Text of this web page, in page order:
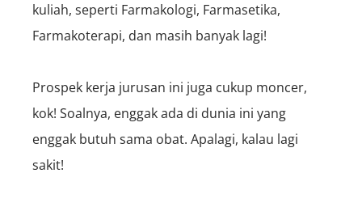
kuliah, seperti Farmakologi, Farmasetika,
Farmakoterapi, dan masih banyak lagi!
Prospek kerja jurusan ini juga cukup moncer,
kok! Soalnya, enggak ada di dunia ini yang
enggak butuh sama obat. Apalagi, kalau lagi
sakit!